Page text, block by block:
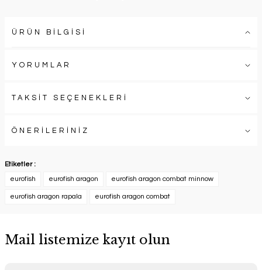
ÜRÜN BİLGİSİ
YORUMLAR
TAKSİT SEÇENEKLERİ
ÖNERİLERİNİZ
Etiketler :
eurofish
eurofish aragon eurofish aragon combat minnow
eurofish aragon rapala eurofish aragon combat
Mail listemize kayıt olun